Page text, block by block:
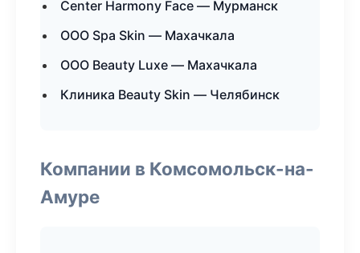
Center Harmony Face — Мурманск
ООО Spa Skin — Махачкала
ООО Beauty Luxe — Махачкала
Клиника Beauty Skin — Челябинск
Компании в Комсомольск-на-
Амуре